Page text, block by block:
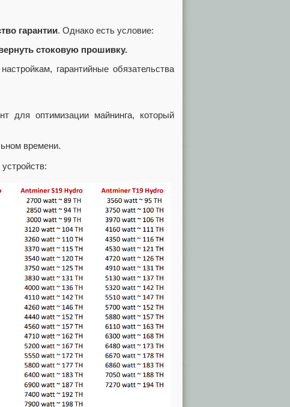
гарантии. Однако есть условие:
стоковую прошивку.
гарантийные обязательства
для оптимизации майнинга, который
времени.